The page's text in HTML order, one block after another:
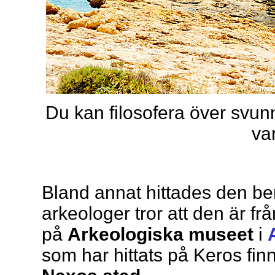
Du kan filosofera över
Bland annat hittades den
arkeologer tror att den är
på Arkeologiska museet i
som har hittats på Keros